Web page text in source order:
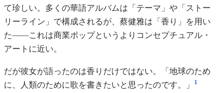
て珍しい。多くの華語アルバムは「テーマ」や「ストー
リーライン」で構成されるが、蔡健雅は「香り」を用い
た——これは商業ポップというよりコンセプチュアル・
アートに近い。
だが彼女が語ったのは香りだけではない。「地球のため
に、人類のために歌を書きたいと思ったのです。」
1